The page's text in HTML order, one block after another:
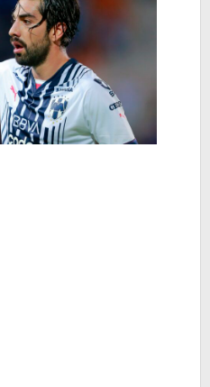
menolak
opsi
pembelian